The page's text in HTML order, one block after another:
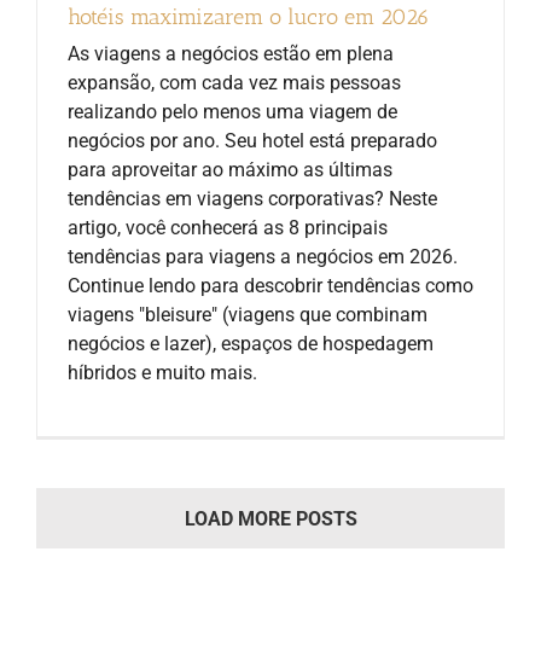
hotéis maximizarem o lucro em 2026
As viagens a negócios estão em plena
expansão, com cada vez mais pessoas
realizando pelo menos uma viagem de
negócios por ano. Seu hotel está preparado
para aproveitar ao máximo as últimas
tendências em viagens corporativas? Neste
artigo, você conhecerá as 8 principais
tendências para viagens a negócios em 2026.
Continue lendo para descobrir tendências como
viagens "bleisure" (viagens que combinam
negócios e lazer), espaços de hospedagem
híbridos e muito mais.
LOAD MORE POSTS